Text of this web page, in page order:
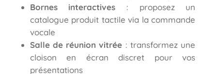
Bornes interactives
: proposez un
catalogue produit tactile via la commande
vocale
Salle de réunion vitrée : transformez une
cloison en écran discret pour vos
présentations